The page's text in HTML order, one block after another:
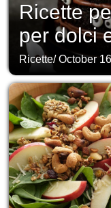
Ricette
per dolci
Ricette/October